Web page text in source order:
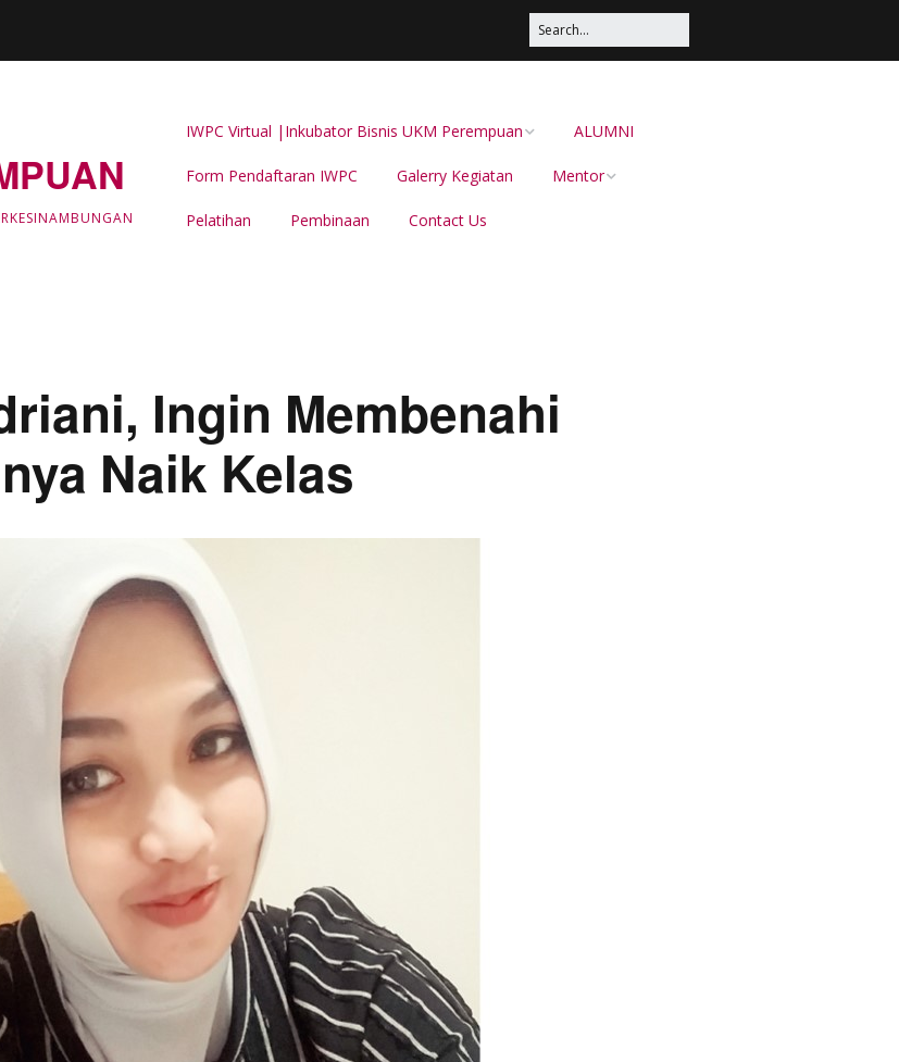
IWPC Virtual |Inkubator Bisnis UKM Perempuan
Latar Belakang
LIPUTAN & BERITA IWPC
ALUMNI
Form Pendaftaran IWPC Galerry Kegiatan Mentor
Menduniakan Produk
Pelatihan Pembinaan Contact Us
Ingin Membenahi
Naik Kelas